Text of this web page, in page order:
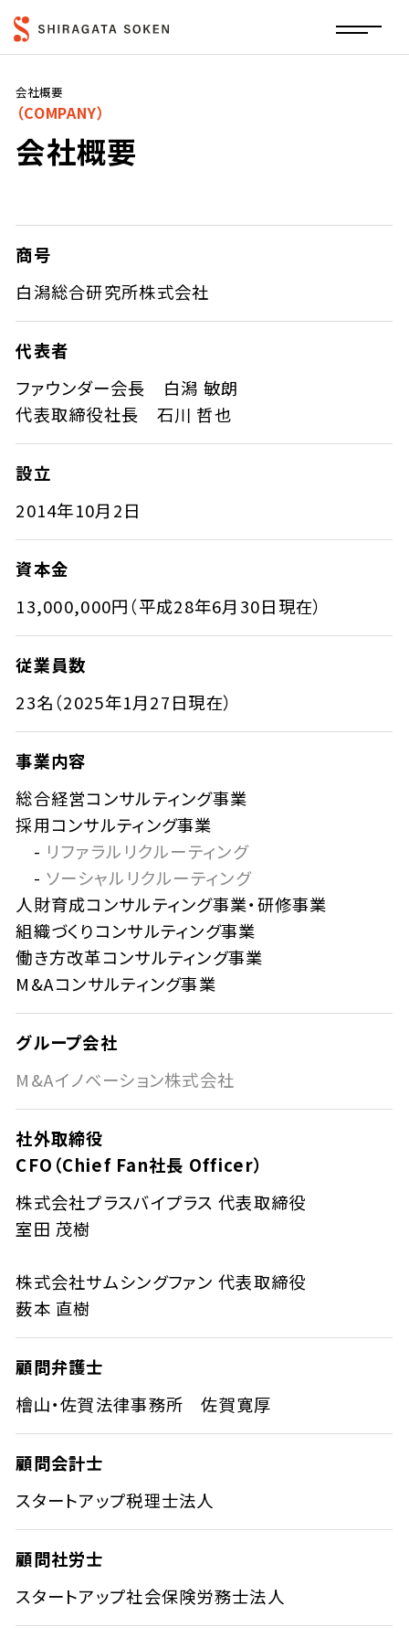
会社概要
（COMPANY）
会社概要
商号
白潟総合研究所株式会社
代表者
ファウンダー会長 白潟 敏朗
代表取締役社長 石川 哲也
設立
2014年10月2日
資本金
13,000,000円（平成28年6月30日現在）
従業員数
23名（2025年1月27日現在）
事業内容
総合経営コンサルティング事業
採用コンサルティング事業
- リファラルリクルーティング
- ソーシャルリクルーティング
人財育成コンサルティング事業・研修事業
組織づくりコンサルティング事業
働き方改革コンサルティング事業
M&Aコンサルティング事業
グループ会社
M&Aイノベーション株式会社
社外取締役
CFO（Chief Fan社長 Officer）
株式会社プラスバイプラス 代表取締役
室田 茂樹
株式会社サムシングファン 代表取締役
薮本 直樹
顧問弁護士
檜山・佐賀法律事務所 佐賀寛厚
顧問会計士
スタートアップ税理士法人
顧問社労士
スタートアップ社会保険労務士法人